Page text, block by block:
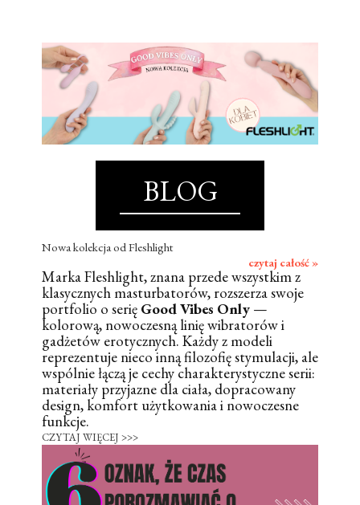
BLOG
Nowa kolekcja od Fleshlight
czytaj całość »
Marka Fleshlight, znana przede wszystkim z
klasycznych masturbatorów, rozszerza swoje
portfolio o serię Good Vibes Only —
kolorową, nowoczesną linię wibratorów i
gadżetów erotycznych. Każdy z modeli
reprezentuje nieco inną filozofię stymulacji, ale
wspólnie łączą je cechy charakterystyczne serii:
materiały przyjazne dla ciała, dopracowany
design, komfort użytkowania i nowoczesne
funkcje.
CZYTAJ WIĘCEJ >>>